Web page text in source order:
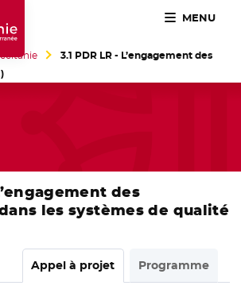
Occitanie / Pyrénées-Méditerranée
MENU
3.1 PDR LR - L’engagement des
des
les systèmes de qualité
Appel à projet Programme